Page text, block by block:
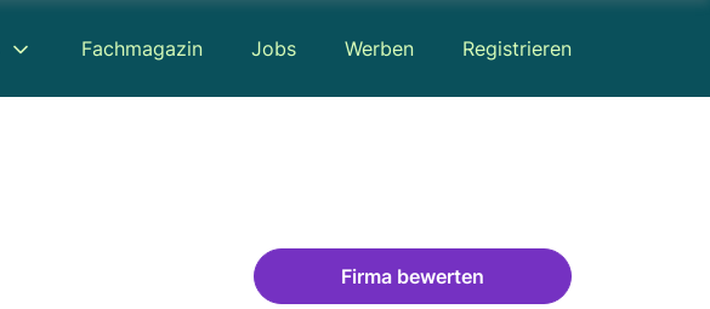
Fachmagazin Jobs Werben Registrieren
Firma bewerten